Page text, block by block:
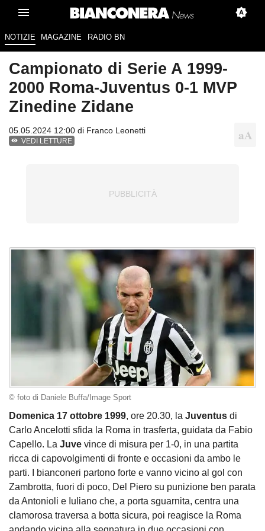
NOTIZIE MAGAZINE RADIO BN
Campionato di Serie A 1999-
2000 Roma-Juventus 0-1 MVP
Zinedine Zidane
05.05.2024 12:00 di Franco Leonetti
VEDI LETTURE
© foto di Daniele Buffa/Image Sport
Domenica 17 ottobre 1999, ore 20.30, la Juventus di
Carlo Ancelotti sfida la Roma in trasferta, guidata da Fabio
Capello. La Juve vince di misura per 1-0, in una partita
ricca di capovolgimenti di fronte e occasioni da ambo le
parti. I bianconeri partono forte e vanno vicino al gol con
Zambrotta, fuori di poco, Del Piero su punizione ben parata
da Antonioli e Iuliano che, a porta sguarnita, centra una
clamorosa traversa a botta sicura, poi reagisce la Roma